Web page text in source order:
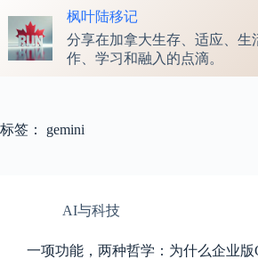
内
容
枫叶陆移记
分享在加拿大生存、适应、生
作、学习和融入的点滴。
标签： gemini
AI与科技
一项功能，两种哲学：为什么企业版